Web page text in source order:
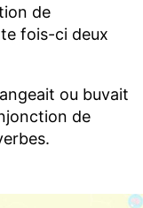
de
fois-ci deux
ou buvait
de